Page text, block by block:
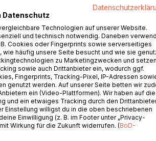
Kurzgeschichten mit Impressionen vom
Landschaft und dem fantastischen
auch die marginalen Macken und
Nostalgie, Glamour und Historie kommen
dem Pauschal-Urlaub augenzwinckernd
Alltags-Klischee der ganz eigenen
Gegenentwurf zu einer High-Speed-
zu lassen.
TITEL BEIBoD
Datenschutz
Technologien auf unserer Website.
und technisch notwendig. Daneben
Cookies oder Fingerprints sowie serverseitiges
wie häufig unsere Seite besucht und wie sie
zu Marketingzwecken und setzen
sowie auch Drittanbieter ein, wodurch ggf.
Fingerprints, Tracking-Pixel, IP-Adressen
genutzt werden. Auf unserer Seite betten wir
ein (Video-Plattformen). Wir haben auf die
und ein etwaiges Tracking durch den
Einstellung willigst du in die oben beschriebenen
Einwilligung (z. B. im Footer unter „Privacy-
Wirkung für die Zukunft widerrufen. (BoD-